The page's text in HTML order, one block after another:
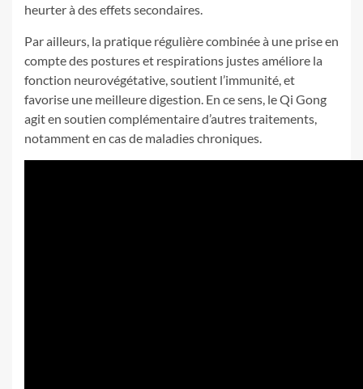
heurter à des effets secondaires.
Par ailleurs, la pratique régulière combinée à une prise en
compte des postures et respirations justes améliore la
fonction neurovégétative, soutient l’immunité, et
favorise une meilleure digestion. En ce sens, le Qi Gong
agit en soutien complémentaire d’autres traitements,
notamment en cas de maladies chroniques.